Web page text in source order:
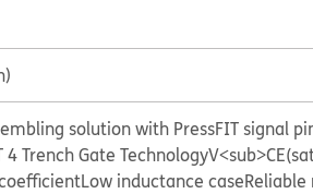
solution with PressFIT signal
4 Trench Gate Technology
Low inductance case